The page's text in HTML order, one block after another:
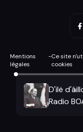
Mentions
légales
-Ce site
cookies
D'ilë
Radio